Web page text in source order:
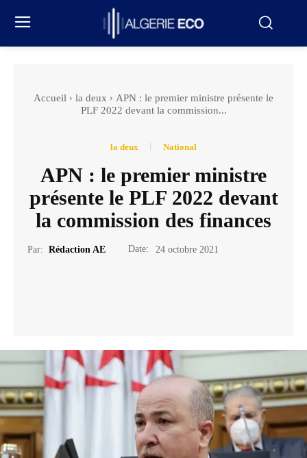
Accueil la deux
APN : le premier ministre présente le
PLF 2022 devant la commission...
la deux National
APN : le premier ministre
présente le PLF 2022 devant
la commission des finances
Par: Rédaction AE Date: 24 octobre 2021